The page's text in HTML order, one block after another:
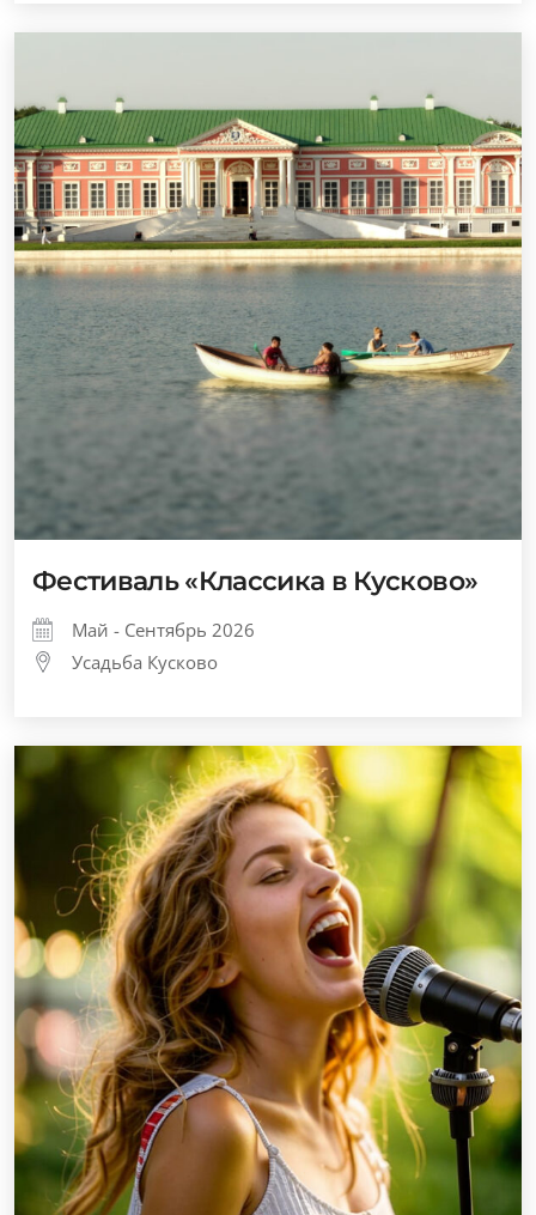
Фестиваль «Классика в Кусково»
Май - Сентябрь 2026
Усадьба Кусково